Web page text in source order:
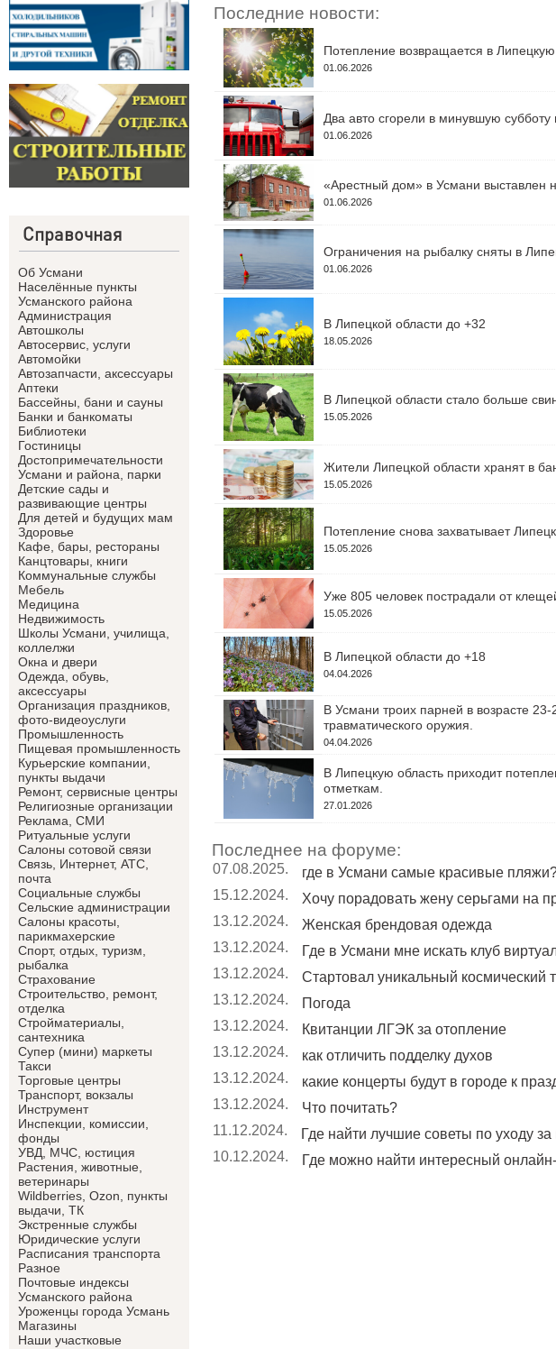
Справочная
Об Усмани
Населённые пункты
Усманского района
Администрация
Автошколы
Автосервис, услуги
Автомойки
Автозапчасти, аксессуары
Аптеки
Бассейны, бани и сауны
Банки и банкоматы
Библиотеки
Гостиницы
Достопримечательности
Усмани и района, парки
Детские сады и
развивающие центры
Для детей и будущих мам
Здоровье
Кафе, бары, рестораны
Канцтовары, книги
Коммунальные службы
Мебель
Медицина
Недвижимость
Школы Усмани, училища,
коллелжи
Окна и двери
Одежда, обувь,
аксессуары
Организация праздников,
фото-видеоуслуги
Промышленность
Пищевая промышленность
Курьерские компании,
пункты выдачи
Ремонт, сервисные центры
Религиозные организации
Реклама, СМИ
Ритуальные услуги
Салоны сотовой связи
Связь, Интернет, АТС,
почта
Социальные службы
Сельские администрации
Салоны красоты,
парикмахерские
Спорт, отдых, туризм,
рыбалка
Страхование
Строительство, ремонт,
отделка
Cтройматериалы,
сантехника
Супер (мини) маркеты
Такси
Торговые центры
Транспорт, вокзалы
Инструмент
Инспекции, комиссии,
фонды
УВД, МЧС, юстиция
Растения, животные,
ветеринары
Wildberries, Ozon, пункты
выдачи, ТК
Экстренные службы
Юридические услуги
Расписания транспорта
Разное
Почтовые индексы
Усманского района
Уроженцы города Усмань
Магазины
Наши участковые
Последние новости:
Потепление возвращается в Липецкую
01.06.2026
Два авто сгорели в минувшую субботу
01.06.2026
«Арестный дом» в Усмани выставлен
01.06.2026
Ограничения на рыбалку сняты в
01.06.2026
В Липецкой области до +32
18.05.2026
В Липецкой области стало больше
15.05.2026
Жители Липецкой области хранят в
15.05.2026
Потепление снова захватывает
15.05.2026
Уже 805 человек пострадали от
15.05.2026
В Липецкой области до +18
04.04.2026
В Усмани троих парней в возрасте 23-
травматического оружия.
04.04.2026
В Липецкую область приходит
отметкам.
27.01.2026
Последнее на форуме:
07.08.2025.
где в Усмани самые красивые
15.12.2024.
Хочу порадовать жену серьгами на
13.12.2024.
Женская брендовая одежда
13.12.2024.
Где в Усмани мне искать клуб
13.12.2024.
Стартовал уникальный космический
13.12.2024.
Погода
13.12.2024.
Квитанции ЛГЭК за отопление
13.12.2024.
как отличить подделку духов
13.12.2024.
какие концерты будут в городе к
13.12.2024.
Что почитать?
11.12.2024.
Где найти лучшие советы по уходу за
10.12.2024.
Где можно найти интересный онлайн-